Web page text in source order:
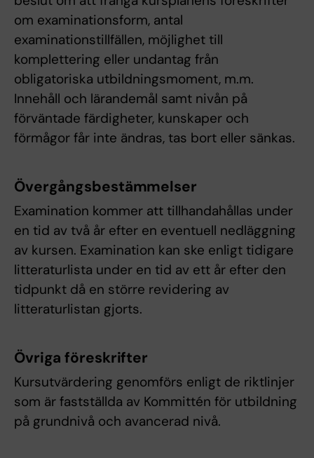
om examinationsform, antal
examinationstillfällen, möjlighet till
komplettering eller undantag från
obligatoriska utbildningsmoment, m.m.
Innehåll och lärandemål samt nivån på
förväntade färdigheter, kunskaper och
förmågor får inte ändras, tas bort eller sänkas.
Övergångsbestämmelser
Examination kommer att tillhandahållas under
en tid av två år efter en eventuell nedläggning
av kursen. Examination kan ske enligt tidigare
litteraturlista under en tid av ett år efter den
tidpunkt då en större revidering av
litteraturlistan gjorts.
Övriga föreskrifter
Kursutvärdering genomförs enligt de riktlinjer
som är fastställda av Kommittén för utbildning
på grundnivå och avancerad nivå.